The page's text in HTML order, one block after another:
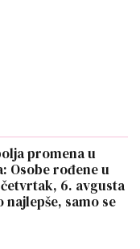
promena u
Osobe rođene u
6. avgusta
najlepše, samo se